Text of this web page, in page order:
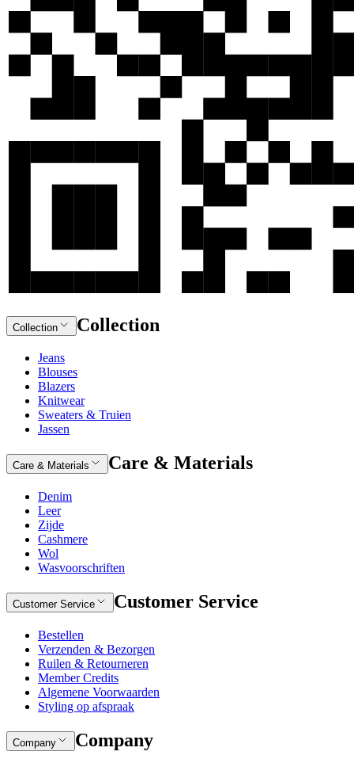
Collection Collection
Jeans
Blouses
Blazers
Knitwear
Sweaters & Truien
Jassen
Care & Materials Care & Materials
Denim
Leer
Zijde
Cashmere
Wol
Wasvoorschriften
Customer Service Customer Service
Bestellen
Verzenden & Bezorgen
Ruilen & Retourneren
Member Credits
Algemene Voorwaarden
Styling op afspraak
Company Company